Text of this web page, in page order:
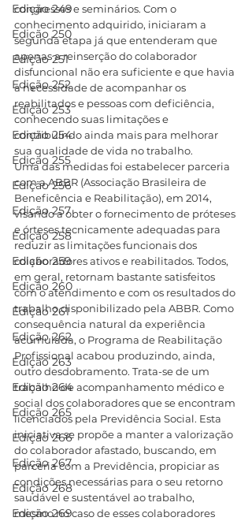
Edição 249
Edição 250
Edição 251
Edição 252
Edição 253
Edição 254
Edição 255
Edição 256
Edição 257
Edição 258
Edição 259
Edição 260
Edição 261
Edição 262
Edição 263
Edição 264
Edição 265
Edição 266
Edição 267
Edição 268
Edição 269
congressos e seminários. Com o
conhecimento adquirido, iniciaram a
segunda etapa já que entenderam que
apenas a reinserção do colaborador
disfuncional não era suficiente e que havia
a necessidade de acompanhar os
reabilitados e pessoas com deficiência,
conhecendo suas limitações e
contribuindo ainda mais para melhorar
sua qualidade de vida no trabalho.
Uma das medidas foi estabelecer parceria
com a ABBR (Associação Brasileira de
Beneficência e Reabilitação), em 2014,
visando a obter o fornecimento de próteses
e órteses tecnicamente adequadas para
reduzir as limitações funcionais dos
colaboradores ativos e reabilitados. Todos,
em geral, retornam bastante satisfeitos
com o atendimento e com os resultados do
trabalho disponibilizado pela ABBR. Como
consequência natural da experiência
acumulada, o Programa de Reabilitação
Profissional acabou produzindo, ainda,
outro desdobramento. Trata-se de um
trabalho de acompanhamento médico e
social dos colaboradores que se encontram
licenciados pela Previdência Social. Esta
iniciativa se propõe a manter a valorização
do colaborador afastado, buscando, em
parceria com a Previdência, propiciar as
condições necessárias para o seu retorno
saudável e sustentável ao trabalho,
mesmo no caso de esses colaboradores